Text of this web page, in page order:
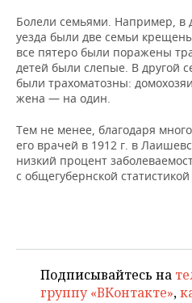
Болели семьями. Например, в
уезда были две семьи
все пятеро были поражены
детей были слепые. В другой
были трахоматозны:
жена — на один.
Тем не менее, благодаря
его врачей в 1912 г. в
низкий процент
с общегубернской
Подписывайтесь на
группу «ВКонтакте»,